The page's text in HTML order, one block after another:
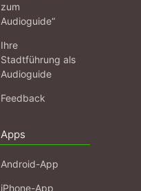
zum
Audioguide“
Ihre
Stadtführung als
Audioguide
Feedback
Apps
Android-App
iPhone-App